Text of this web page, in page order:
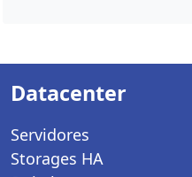
Datacenter
Servidores
Storages HA